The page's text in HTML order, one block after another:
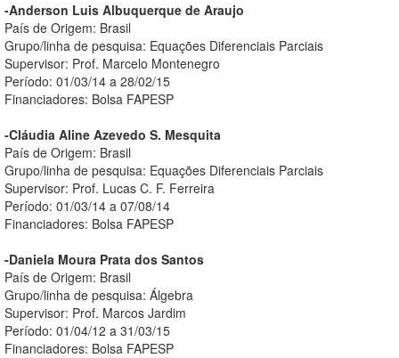
-Anderson Luis Albuquerque de Araujo
País de Origem: Brasil
Grupo/linha de pesquisa: Equações Diferenciais Parciais
Supervisor: Prof. Marcelo Montenegro
Período: 01/03/14 a 28/02/15
Financiadores: Bolsa FAPESP
-Cláudia Aline Azevedo S. Mesquita
País de Origem: Brasil
Grupo/linha de pesquisa: Equações Diferenciais Parciais
Supervisor: Prof. Lucas C. F. Ferreira
Período: 01/03/14 a 07/08/14
Financiadores: Bolsa FAPESP
-Daniela Moura Prata dos Santos
País de Origem: Brasil
Grupo/linha de pesquisa: Álgebra
Supervisor: Prof. Marcos Jardim
Período: 01/04/12 a 31/03/15
Financiadores: Bolsa FAPESP